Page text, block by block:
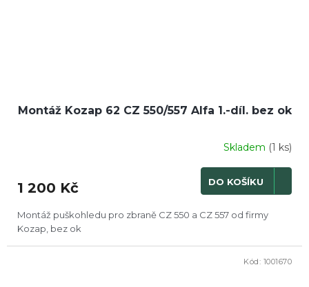
Montáž Kozap 62 CZ 550/557 Alfa 1.-díl. bez ok
Skladem (1 ks)
1 200 Kč DO KOŠÍKU
Montáž puškohledu pro zbraně CZ 550 a CZ 557 od firmy
Kozap, bez ok
Kód: 1001670